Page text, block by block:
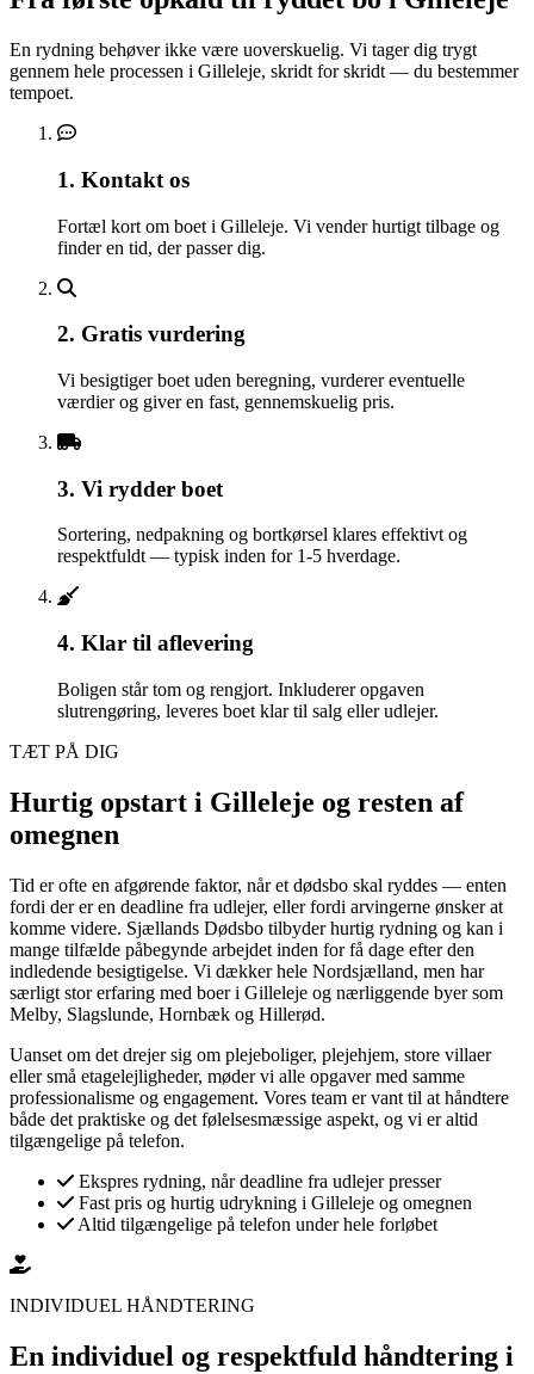
En rydning behøver ikke være uoverskuelig. Vi tager dig trygt
gennem hele processen i Gilleleje, skridt for skridt — du bestemmer
tempoet.
1. Kontakt os
Fortæl kort om boet i Gilleleje. Vi vender hurtigt tilbage og
finder en tid, der passer dig.
2. Gratis vurdering
Vi besigtiger boet uden beregning, vurderer eventuelle
værdier og giver en fast, gennemskuelig pris.
3. Vi rydder boet
Sortering, nedpakning og bortkørsel klares effektivt og
respektfuldt — typisk inden for 1-5 hverdage.
4. Klar til aflevering
Boligen står tom og rengjort. Inkluderer opgaven
slutrengøring, leveres boet klar til salg eller udlejer.
TÆT PÅ DIG
Hurtig opstart i Gilleleje og resten af
omegnen
Tid er ofte en afgørende faktor, når et dødsbo skal ryddes — enten
fordi der er en deadline fra udlejer, eller fordi arvingerne ønsker at
komme videre. Sjællands Dødsbo tilbyder hurtig rydning og kan i
mange tilfælde påbegynde arbejdet inden for få dage efter den
indledende besigtigelse. Vi dækker hele Nordsjælland, men har
særligt stor erfaring med boer i Gilleleje og nærliggende byer som
Melby, Slagslunde, Hornbæk og Hillerød.
Uanset om det drejer sig om plejeboliger, plejehjem, store villaer
eller små etagelejligheder, møder vi alle opgaver med samme
professionalisme og engagement. Vores team er vant til at håndtere
både det praktiske og det følelsesmæssige aspekt, og vi er altid
tilgængelige på telefon.
Ekspres rydning, når deadline fra udlejer presser
Fast pris og hurtig udrykning i Gilleleje og omegnen
Altid tilgængelige på telefon under hele forløbet
INDIVIDUEL HÅNDTERING
En individuel og respektfuld håndtering i